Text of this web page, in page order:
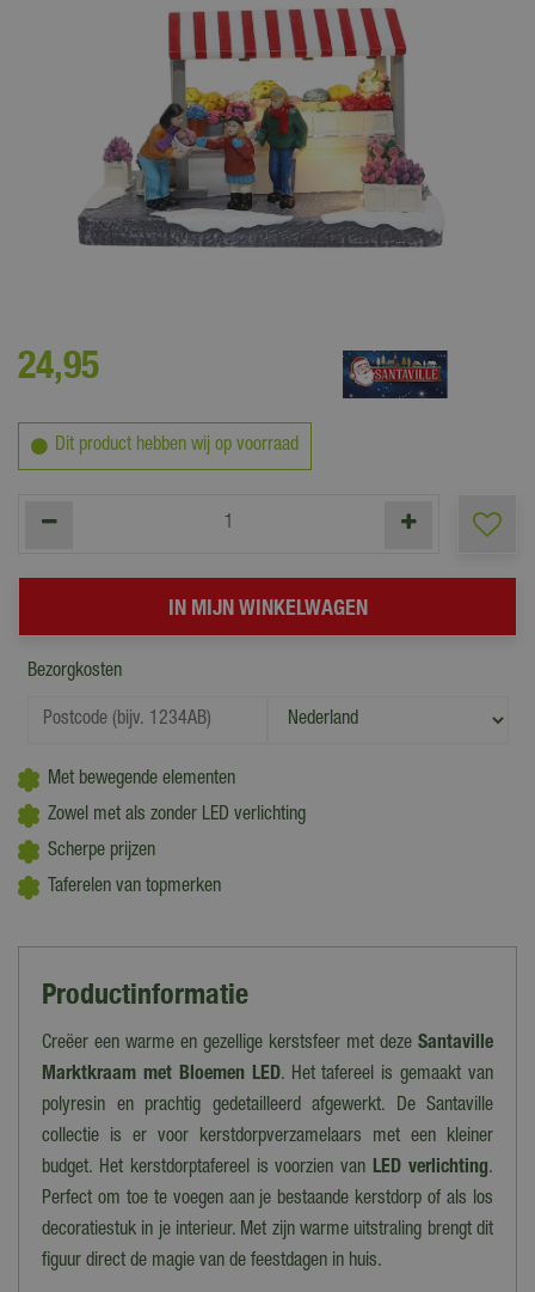
24,95
Dit product hebben wij op voorraad
Bezorgkosten
Met bewegende elementen
Zowel met als zonder LED verlichting
Scherpe prijzen
Taferelen van topmerken
Productinformatie
Creëer een warme en gezellige kerstsfeer met deze Santaville
Marktkraam met Bloemen LED. Het tafereel is gemaakt van
polyresin en prachtig gedetailleerd afgewerkt. De Santaville
collectie is er voor kerstdorpverzamelaars met een kleiner
budget. Het kerstdorptafereel is voorzien van LED verlichting .
Perfect om toe te voegen aan je bestaande kerstdorp of als los
decoratiestuk in je interieur. Met zijn warme uitstraling brengt dit
figuur direct de magie van de feestdagen in huis.